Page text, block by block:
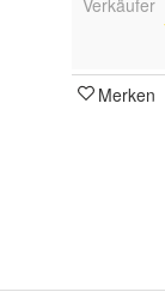
Verkäufer
Merken